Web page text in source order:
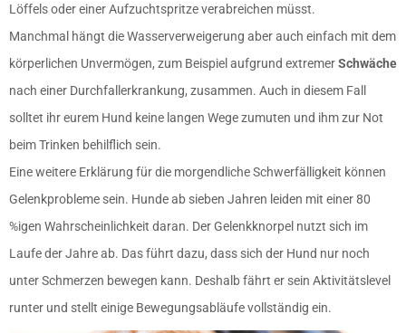
Löffels oder einer Aufzuchtspritze verabreichen müsst.
Manchmal hängt die Wasserverweigerung aber auch einfach mit dem
körperlichen Unvermögen, zum Beispiel aufgrund extremerSchwäche
nach einer Durchfallerkrankung, zusammen. Auch in diesem Fall
solltet ihr eurem Hund keine langen Wege zumuten und ihm zur Not
beim Trinken behilflich sein.
Eine weitere Erklärung für die morgendliche Schwerfälligkeit können
Gelenkprobleme sein. Hunde ab sieben Jahren leiden mit einer 80
%igen Wahrscheinlichkeit daran. Der Gelenkknorpel nutzt sich im
Laufe der Jahre ab. Das führt dazu, dass sich der Hund nur noch
unter Schmerzen bewegen kann. Deshalb fährt er sein Aktivitätslevel
runter und stellt einige Bewegungsabläufe vollständig ein.